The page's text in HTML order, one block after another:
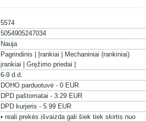
5574
5054905247034
Nauja
Pagrindinis | Įrankiai |
Mechaniniai (rankiniai)
įrankiai | Gręžimo priedai |
6-9 d.d.
DOHO parduotuvė - 0 EUR
DPD paštomatai - 3.29 EUR
DPD kurjeris - 5.99 EUR
• reali prekės išvaizda gali šiek tiek skirtis nuo